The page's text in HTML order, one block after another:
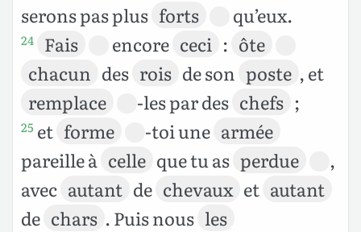
serons pas plus forts qu’eux.
24 Fais encore ceci : ôte
chacun des rois de son poste , et
remplace
-les par des chefs ;
25 et forme -toi une armée
pareille à celle que tu as perdue
,
avec autant de chevaux et autant
de chars . Puis nous les